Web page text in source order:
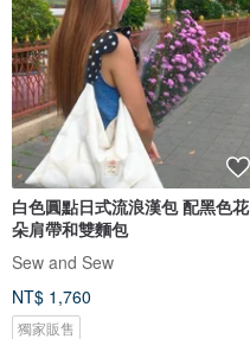
白色圓點日式流浪漢包 配黑色花
朵肩帶和雙麵包
Sew and Sew
NT$ 1,760
獨家販售